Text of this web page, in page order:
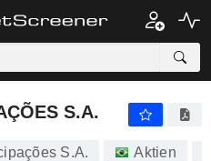
S.A.
S.A. Aktien